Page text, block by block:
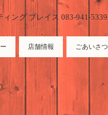
ング プレイス 083-941-5339
店舗情報 ごあいさつ